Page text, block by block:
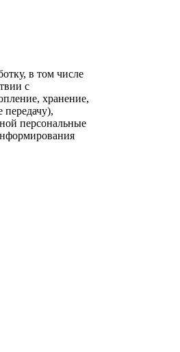
в том числе
с
хранение,
передачу),
персональные